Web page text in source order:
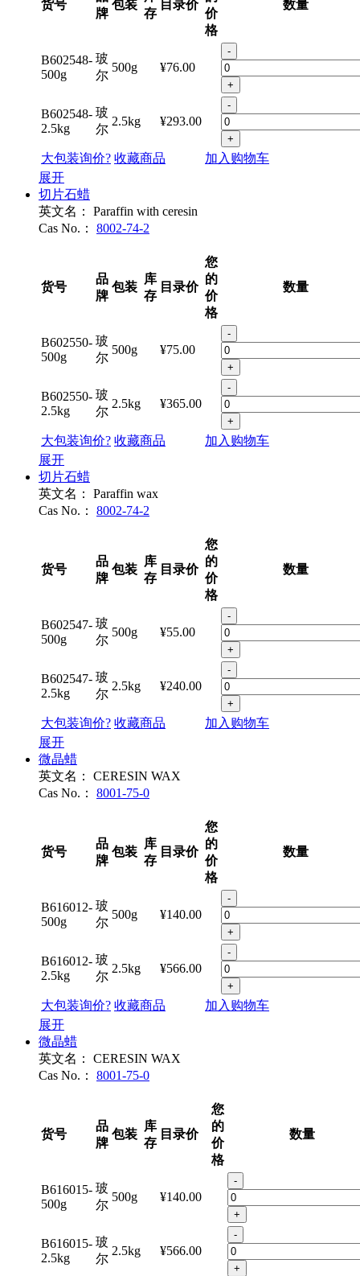
货号
牌
包装
存
目录价
价
格
数量
B602548-
500g
玻
尔
500g ¥76.00
-
+
B602548-
2.5kg
玻
尔
2.5kg ¥293.00
-
+
大包装询价? 收藏商品
加入购物车
展开
切片石蜡
英文名：
Paraffin with ceresin
Cas No.：
8002-74-2
货号
品
牌
包装
库
存
目录价
您
的
价
格
数量
B602550-
500g
玻
尔
500g ¥75.00
-
+
B602550-
2.5kg
玻
尔
2.5kg ¥365.00
-
+
大包装询价? 收藏商品
加入购物车
展开
切片石蜡
英文名：
Paraffin wax
Cas No.：
8002-74-2
货号
品
牌
包装
库
存
目录价
您
的
价
格
数量
B602547-
500g
玻
尔
500g ¥55.00
-
+
B602547-
2.5kg
玻
尔
2.5kg ¥240.00
-
+
大包装询价? 收藏商品
加入购物车
展开
微晶蜡
英文名：
CERESIN WAX
Cas No.：
8001-75-0
货号
品
牌
包装
库
存
目录价
您
的
价
格
数量
B616012-
500g
玻
尔
500g ¥140.00
-
+
B616012-
2.5kg
玻
尔
2.5kg ¥566.00
-
+
大包装询价? 收藏商品
加入购物车
展开
微晶蜡
英文名：
CERESIN WAX
Cas No.：
8001-75-0
货号
品
牌
包装
库
存
目录价
您
的
价
格
数量
B616015-
500g
玻
尔
500g ¥140.00
-
+
B616015-
2.5kg
玻
尔
2.5kg ¥566.00
-
+